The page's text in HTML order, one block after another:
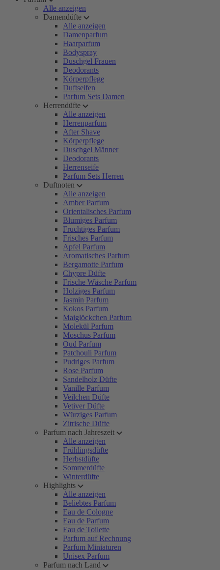
Alle anzeigen
Damendüfte
Alle anzeigen
Damenparfum
Haarparfum
Bodyspray
Duschgel Frauen
Deodorants
Körperpflege
Duftseifen
Parfum Sets Damen
Herrendüfte
Alle anzeigen
Herrenparfum
After Shave
Körperpflege
Duschgel Männer
Deodorants
Herrenseife
Parfum Sets Herren
Duftnoten
Alle anzeigen
Amber Parfum
Orientalisches Parfum
Blumiges Parfum
Fruchtiges Parfum
Frisches Parfum
Apfel Parfum
Aromatisches Parfum
Bergamotte Parfum
Chypre Düfte
Frische Wäsche Parfum
Holziges Parfum
Jasmin Parfum
Kokos Parfum
Maiglöckchen Parfum
Molekül Parfum
Moschus Parfum
Oud Parfum
Patchouli Parfum
Pudriges Parfum
Rose Parfum
Sandelholz Düfte
Vanille Parfum
Veilchen Düfte
Vetiver Düfte
Würziges Parfum
Zitrische Düfte
Parfum nach Jahreszeit
Alle anzeigen
Frühlingsdüfte
Herbstdüfte
Sommerdüfte
Winterdüfte
Highlights
Alle anzeigen
Beliebtes Parfum
Eau de Cologne
Eau de Parfum
Eau de Toilette
Parfum auf Rechnung
Parfum Miniaturen
Unisex Parfum
Parfum nach Land